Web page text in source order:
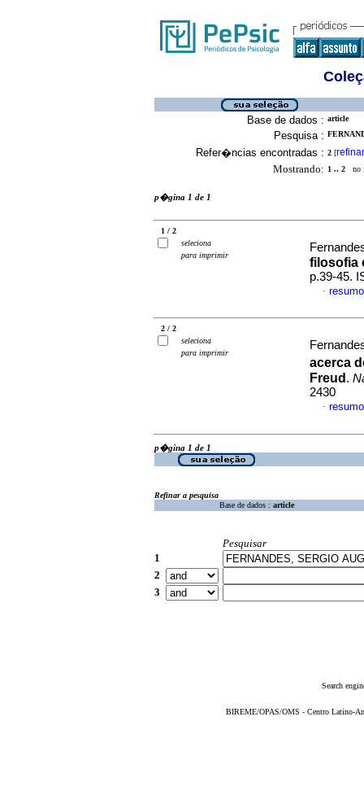
Base de dados : article
Pesquisa :
Refer�ncias encontradas : 2 [refinar
Mostrando: 1 .. 2 no
p�gina 1 de 1
1 / 2
seleciona
para imprimir
filosofia
p.39-45.
·
2 / 2
seleciona
para imprimir
acerca
Freud .
2430
·
p�gina 1 de 1
Refinar a pesquisa
Base de dados : article
Pesquisar
1
2
3
Search
BIREME/OPAS/OMS - Centro Latino-